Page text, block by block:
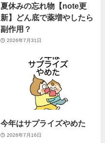
夏休みの忘れ物【note更
新】どん底で薬増やしたら
副作用？
2026年7月31日
今年はサプライズやめた
2026年7月16日